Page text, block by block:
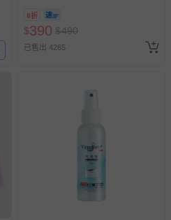
訂單編號兌換，逾期作廢) (大
人小孩均一價(3歲以上需購票))
8折
$390 $490
已售出 4265